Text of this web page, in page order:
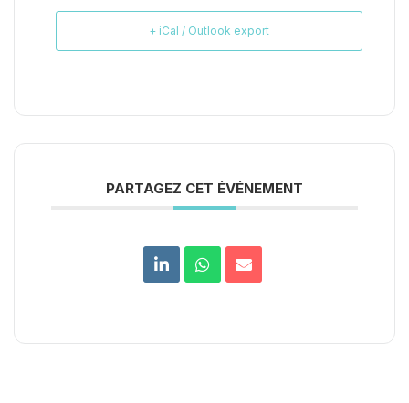
+ iCal / Outlook export
PARTAGEZ CET ÉVÉNEMENT